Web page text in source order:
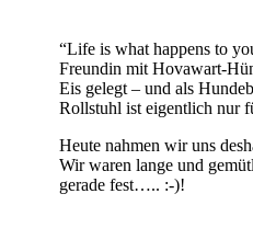
“Life is what happens to
Freundin mit Hovawart-
Eis gelegt – und als
Rollstuhl ist eigentlich nur
Heute nahmen wir uns
Wir waren lange und
gerade fest….. :-)!